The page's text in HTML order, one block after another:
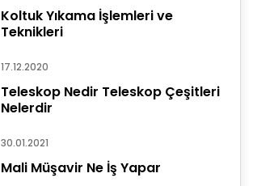
Koltuk Yıkama İşlemleri ve
Teknikleri
17.12.2020
Teleskop Nedir Teleskop Çeşitleri
Nelerdir
30.01.2021
Mali Müşavir Ne İş Yapar